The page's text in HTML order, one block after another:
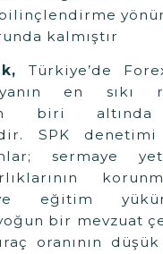
bilinçlendirme
kalmıştır
Türkiye’de
en sıkı
biri
SPK denetimi
sermaye
eğitim
bir mevzuat
oranının düşük